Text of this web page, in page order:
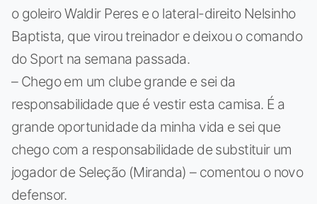
o goleiro Waldir Peres e o lateral-direito Nelsinho
Baptista, que virou treinador e deixou o comando
do Sport na semana passada.
– Chego em um clube grande e sei da
responsabilidade que é vestir esta camisa. É a
grande oportunidade da minha vida e sei que
chego com a responsabilidade de substituir um
jogador de Seleção (Miranda) – comentou o novo
defensor.